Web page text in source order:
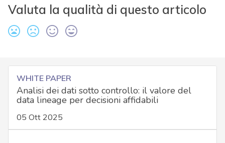
Valuta la qualità di questo articolo
WHITE PAPER
Analisi dei dati sotto controllo: il valore del
data lineage per decisioni affidabili
05 Ott 2025